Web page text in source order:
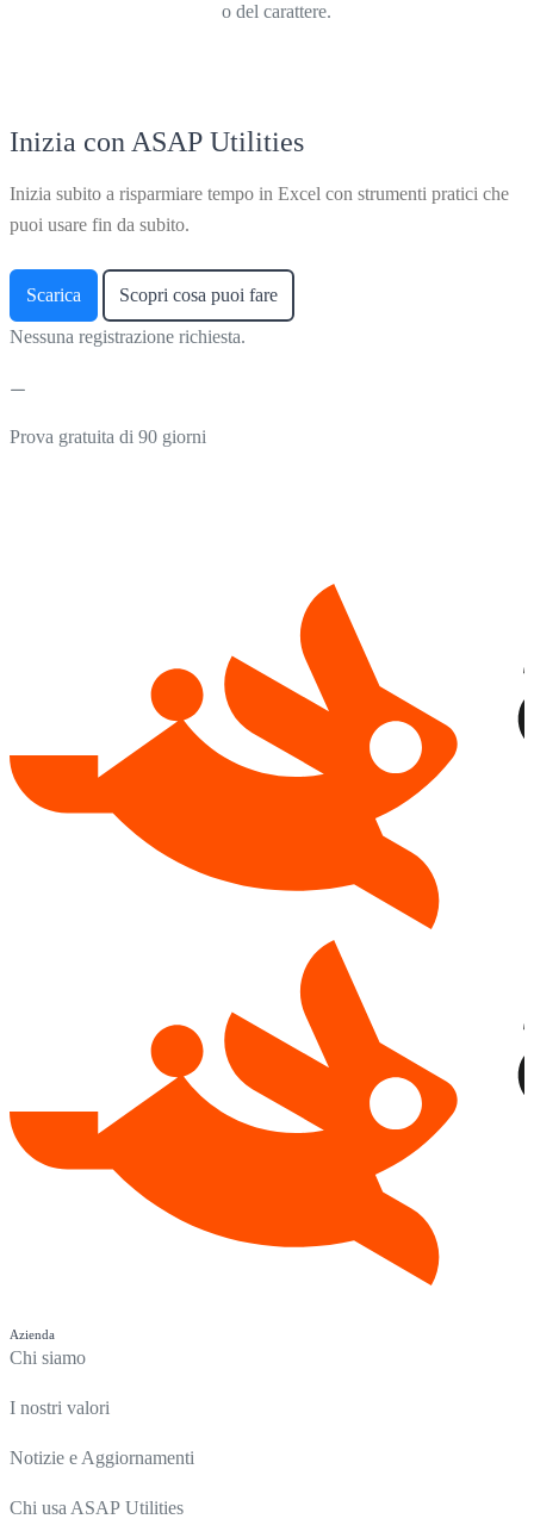
o del carattere.
Inizia con ASAP Utilities
Inizia subito a risparmiare tempo in Excel con strumenti pratici che
puoi usare fin da subito.
Scarica Scopri cosa puoi fare
Nessuna registrazione richiesta.
Prova gratuita di 90 giorni
Azienda
Chi siamo
I nostri valori
Notizie e Aggiornamenti
Chi usa ASAP Utilities